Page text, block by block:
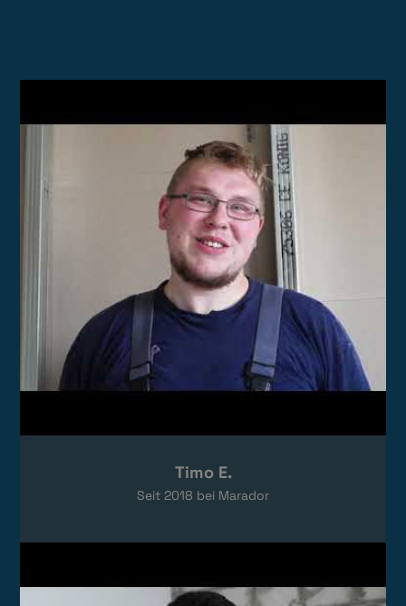
Timo E.
Seit 2018 bei Marador